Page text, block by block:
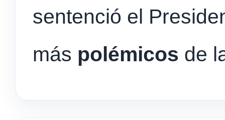
sentenció el
más polémicos de